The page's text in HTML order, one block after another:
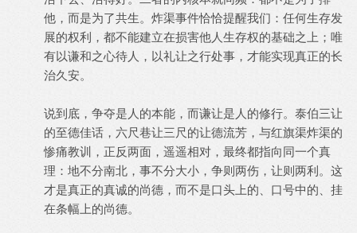
他，而是为了共生。炸渠事件恰恰提醒我们：任何生存发
展的权利，都不能建立在损害他人生存权的基础之上；唯
有以谦和之心待人，以礼让之行处事，才能实现真正的长
治久安。
说到底，争夺是人的本能，而谦让是人的修行。泰伯三让
的至德佳话，六尺巷让三尺的让德流芳，与红旗渠炸渠的
惨痛教训，正反两面，遥遥相对，最终都指向同一个真
理：地不分南北，事不分大小，争则两伤，让则两利。这
才是真正的真诚的尚德，而不是口头上的、口号中的、挂
在条幅上的尚德。